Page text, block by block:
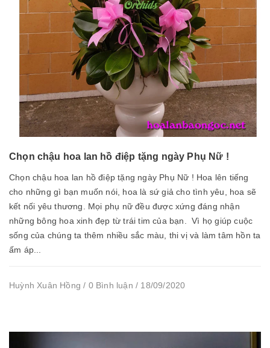
Chọn chậu hoa lan hồ điệp tặng ngày Phụ Nữ !
Chọn chậu hoa lan hồ điệp tặng ngày Phụ Nữ ! Hoa lên tiếng
cho những gì bạn muốn nói, hoa là sứ giả cho tình yêu, hoa sẽ
kết nối yêu thương. Mọi phụ nữ đều được xứng đáng nhận
những bông hoa xinh đẹp từ trái tim của bạn. Vì họ giúp cuộc
sống của chúng ta thêm nhiều sắc màu, thi vị và làm tâm hồn ta
ấm áp...
Huỳnh Xuân Hồng / 0 Bình luận / 18/09/2020